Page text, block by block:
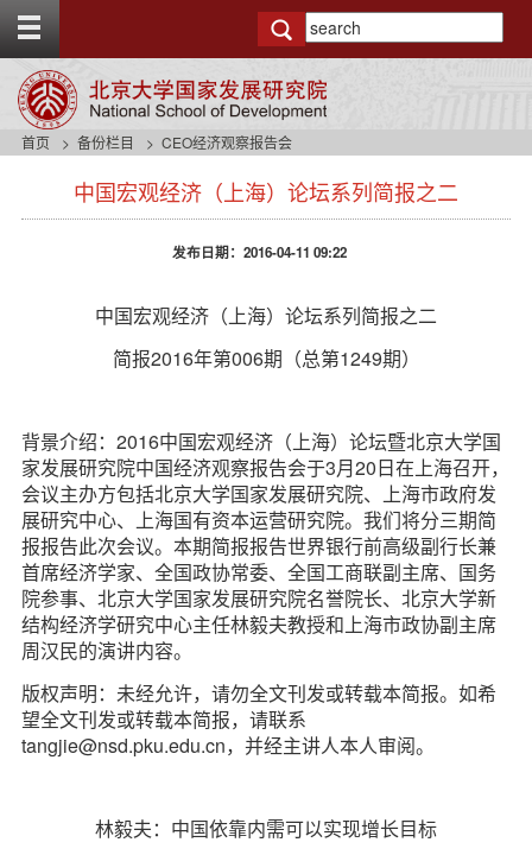
g
t
首页 备份栏目 CEO经济观察报告会
中国宏观经济（上海）论坛系列简报之二
发布日期：2016-04-11 09:22
中国宏观经济（上海）论坛系列简报之二
简报2016年第006期（总第1249期）
背景介绍：2016中国宏观经济（上海）论坛暨北京大学国
家发展研究院中国经济观察报告会于3月20日在上海召开，
会议主办方包括北京大学国家发展研究院、上海市政府发
展研究中心、上海国有资本运营研究院。我们将分三期简
报报告此次会议。本期简报报告世界银行前高级副行长兼
首席经济学家、全国政协常委、全国工商联副主席、国务
院参事、北京大学国家发展研究院名誉院长、北京大学新
结构经济学研究中心主任林毅夫教授和上海市政协副主席
周汉民的演讲内容。
版权声明：未经允许，请勿全文刊发或转载本简报。如希
望全文刊发或转载本简报，请联系
tangjie@nsd.pku.edu.cn，并经主讲人本人审阅。
林毅夫：中国依靠内需可以实现增长目标